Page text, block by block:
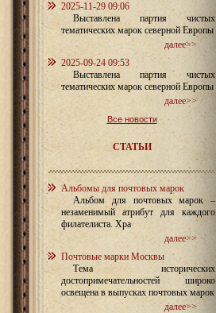
2025-11-29 09:06
Выставлена партия чистых
тематических марок северной Европы
далее>>
2025-09-24 09:53
Выставлена партия чистых
тематических марок северной Европы
далее>>
Все новости
СТАТЬИ
Альбомы для почтовых марок
Альбом для почтовых марок –
незаменимый атрибут для каждого
филателиста. Хра
далее>>
Почтовые марки Москвы
Тема исторических
достопримечательностей широко
освещена в выпусках почтовых марок
далее>>